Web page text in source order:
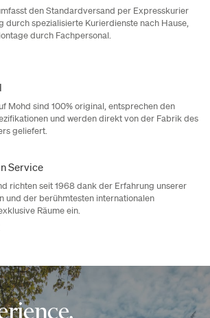
den Standardversand per Expresskurier
durch spezialisierte Kurierdienste nach Hause,
durch Fachpersonal.
Mohd sind 100% original, entsprechen den
und werden direkt von der Fabrik des
geliefert.
Service
richten seit 1968 dank der Erfahrung unserer
und der berühmtesten internationalen
Räume ein.